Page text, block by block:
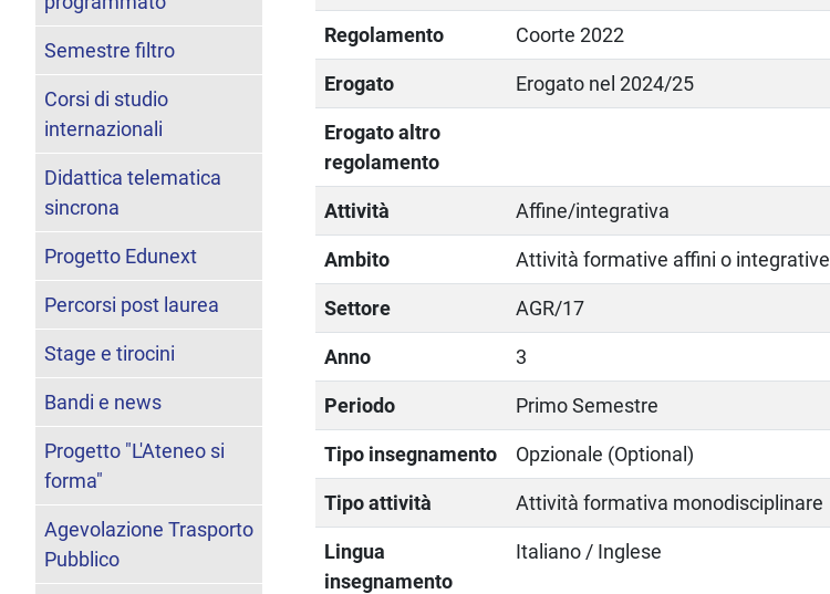
Regolamento Coorte 2022
Erogato Erogato nel 2024/25
Erogato altro
regolamento
Attività Affine/integrativa
Ambito Attività formative affini o integrative
Settore AGR/17
Anno 3
Periodo Primo Semestre
Tipo insegnamento Opzionale (Optional)
Tipo attività Attività formativa monodisciplinare
Lingua
insegnamento
Italiano / Inglese
Semestre filtro
Corsi di studio
internazionali
Didattica telematica
sincrona
Progetto Edunext
Percorsi post laurea
Stage e tirocini
Bandi e news
Progetto "L'Ateneo si
forma"
Agevolazione Trasporto
Pubblico